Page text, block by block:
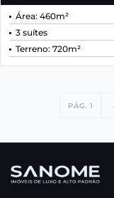
Área: 460m²
3 suítes
Terreno: 720m²
PÁG. 1